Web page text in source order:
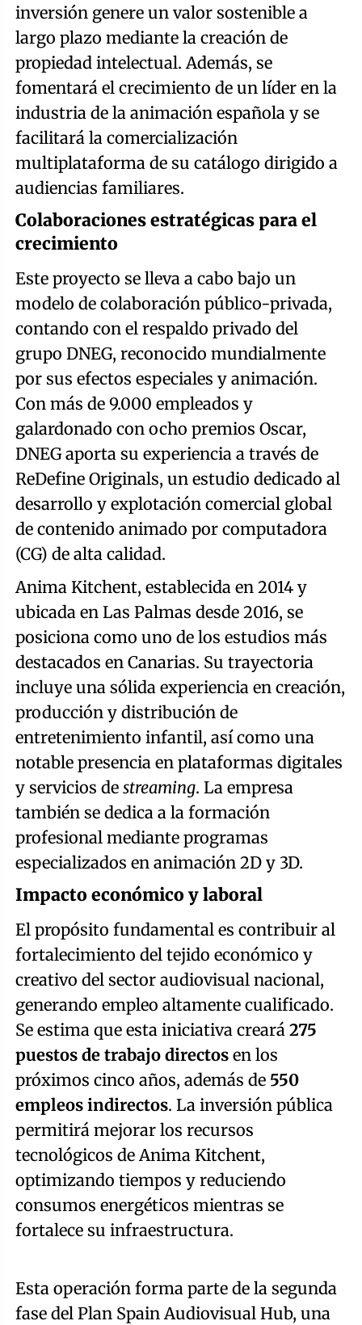
inversión genere un valor sostenible a
largo plazo mediante la creación de
propiedad intelectual. Además, se
fomentará el crecimiento de un líder en la
industria de la animación española y se
facilitará la comercialización
multiplataforma de su catálogo dirigido a
audiencias familiares.
Colaboraciones estratégicas para el
crecimiento
Este proyecto se lleva a cabo bajo un
modelo de colaboración público-privada,
contando con el respaldo privado del
grupo DNEG, reconocido mundialmente
por sus efectos especiales y animación.
Con más de 9.000 empleados y
galardonado con ocho premios Oscar,
DNEG aporta su experiencia a través de
ReDefine Originals, un estudio dedicado al
desarrollo y explotación comercial global
de contenido animado por computadora
(CG) de alta calidad.
Anima Kitchent, establecida en 2014 y
ubicada en Las Palmas desde 2016, se
posiciona como uno de los estudios más
destacados en Canarias. Su trayectoria
incluye una sólida experiencia en creación,
producción y distribución de
entretenimiento infantil, así como una
notable presencia en plataformas digitales
y servicios de streaming. La empresa
también se dedica a la formación
profesional mediante programas
especializados en animación 2D y 3D.
Impacto económico y laboral
El propósito fundamental es contribuir al
fortalecimiento del tejido económico y
creativo del sector audiovisual nacional,
generando empleo altamente cualificado.
Se estima que esta iniciativa creará 275
puestos de trabajo directos en los
próximos cinco años, además de 550
empleos indirectos. La inversión pública
permitirá mejorar los recursos
tecnológicos de Anima Kitchent,
optimizando tiempos y reduciendo
consumos energéticos mientras se
fortalece su infraestructura.
Esta operación forma parte de la segunda
fase del Plan Spain Audiovisual Hub, una